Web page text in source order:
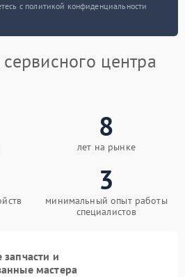
с политикой конфиденциальности
центра
8
лет на рынке
3
минимальный опыт работы
специалистов
и
мастера